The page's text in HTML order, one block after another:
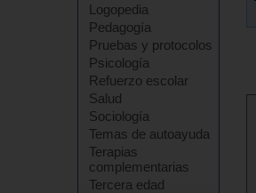
Logopedia
Pedagogía
Pruebas y protocolos
Psicología
Refuerzo escolar
Salud
Sociología
Temas de autoayuda
Terapias
complementarias
Tercera edad